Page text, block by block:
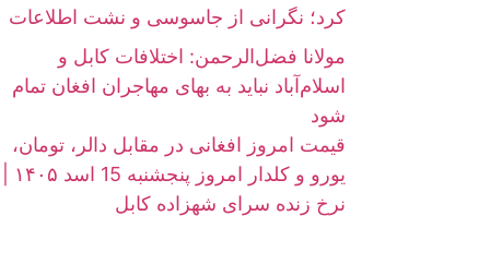
کرد؛ نگرانی از جاسوسی و نشت اطلاعات
مولانا فضل‌الرحمن: اختلافات کابل و
اسلام‌آباد نباید به بهای مهاجران افغان تمام
شود
قیمت امروز افغانی در مقابل دالر، تومان،
نرخ زنده سرای شهزاده کابل